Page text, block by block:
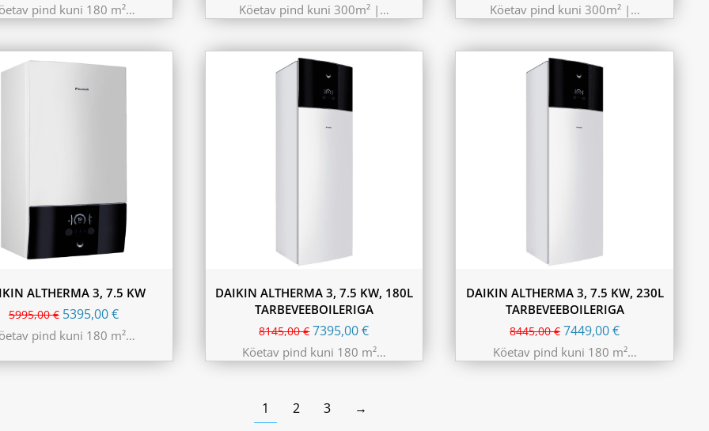
pind kuni 180 m²… Köetav pind kuni 300m² |… Köetav pind kuni 300m² |…
ALTHERMA 3, 7.5 KW
5995,00€ 5395,00€
pind kuni 180 m²…
DAIKIN ALTHERMA 3, 7.5 KW, 180L
TARBEVEEBOILERIGA
8145,00€ 7395,00€
Köetav pind kuni 180 m²…
DAIKIN ALTHERMA 3, 7.5 KW, 230L
TARBEVEEBOILERIGA
8445,00€ 7449,00€
Köetav pind kuni 180 m²…
1 2 3 →